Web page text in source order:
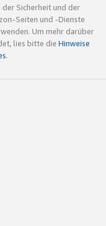
Sicherheit und der
Seiten und -Dienste
Um mehr darüber
lies bitte die Hinweise
.